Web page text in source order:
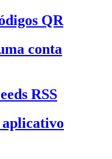
QR
conta
RSS
aplicativo